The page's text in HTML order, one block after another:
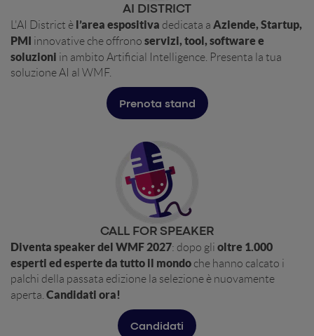
AI DISTRICT
L'AI District è l’area espositiva dedicata a Aziende, Startup,
PMI innovative che offrono servizi, tool, software e
soluzioni in ambito Artificial Intelligence. Presenta la tua
soluzione AI al WMF.
Prenota stand
CALL FOR SPEAKER
Diventa speaker del WMF 2027: dopo gli oltre 1.000
esperti ed esperte da tutto il mondo che hanno calcato i
palchi della passata edizione la selezione è nuovamente
aperta. Candidati ora!
Candidati